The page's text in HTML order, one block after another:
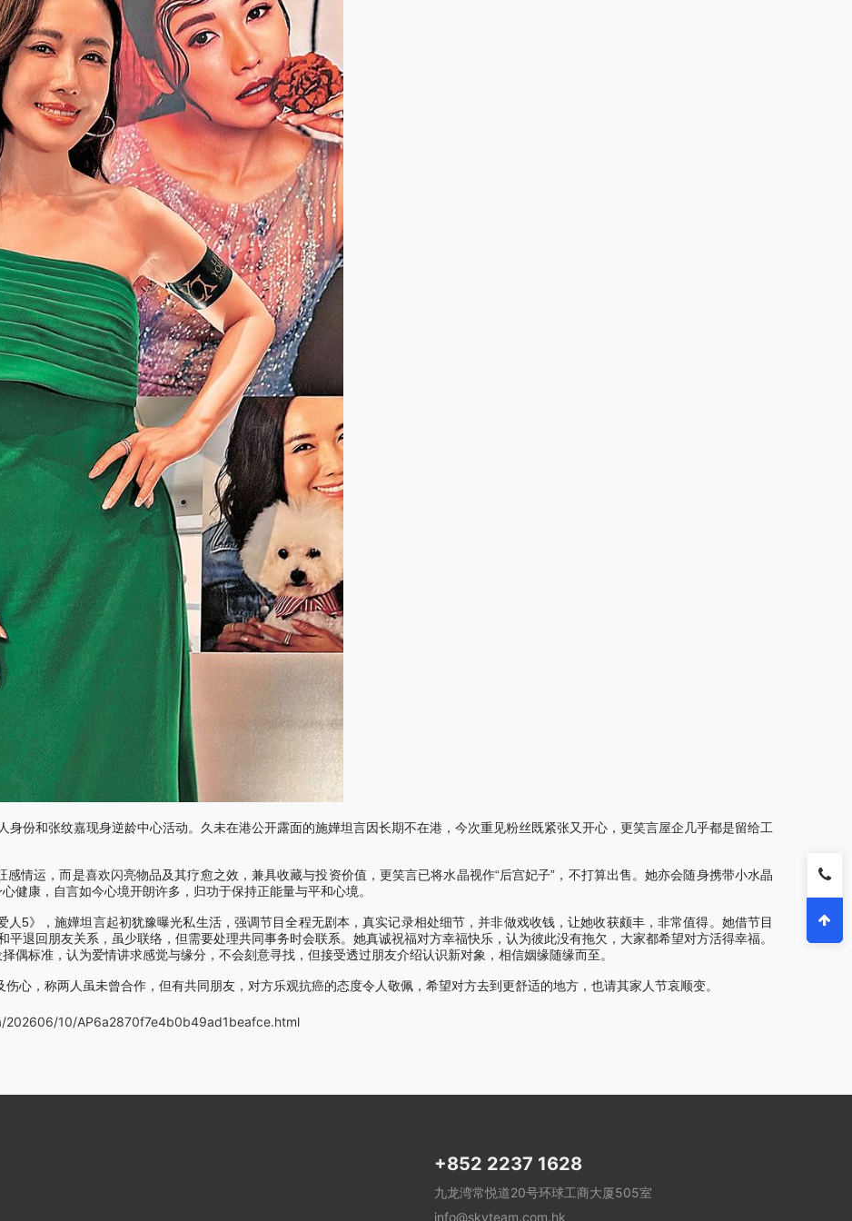
身份和张纹嘉现身逆龄中心活动。久未在港公开露面的施嬅坦言因长期不在港，今次重见粉丝既紧张又开心，更笑言屋企几乎都是留给工
情运，而是喜欢闪亮物品及其疗愈之效，兼具收藏与投资价值，更笑言已将水晶视作“后宫妃子” ，不打算出售。她亦会随身携带小水晶
健康，自言如今心境开朗许多，归功于保持正能量与平和心境。
人5》，施嬅坦言起初犹豫曝光私生活，强调节目全程无剧本，真实记录相处细节，并非做戏收钱，让她收获颇丰，非常值得。她借节目
平退回朋友关系，虽少联络，但需要处理共同事务时会联系。她真诚祝福对方幸福快乐，认为彼此没有拖欠，大家都希望对方活得幸福。
偶标准，认为爱情讲求感觉与缘分，不会刻意寻找，但接受透过朋友介绍认识新对象，相信姻缘随缘而至。
心，称两人虽未曾合作，但有共同朋友，对方乐观抗癌的态度令人敬佩，希望对方去到更舒适的地方，也请其家人节哀顺变。
202606/10/AP6a2870f7e4b0b49ad1beafce.html
+852 2237 1628
九龙湾常悦道20号环球工商大厦505室
info@skyteam.com.hk